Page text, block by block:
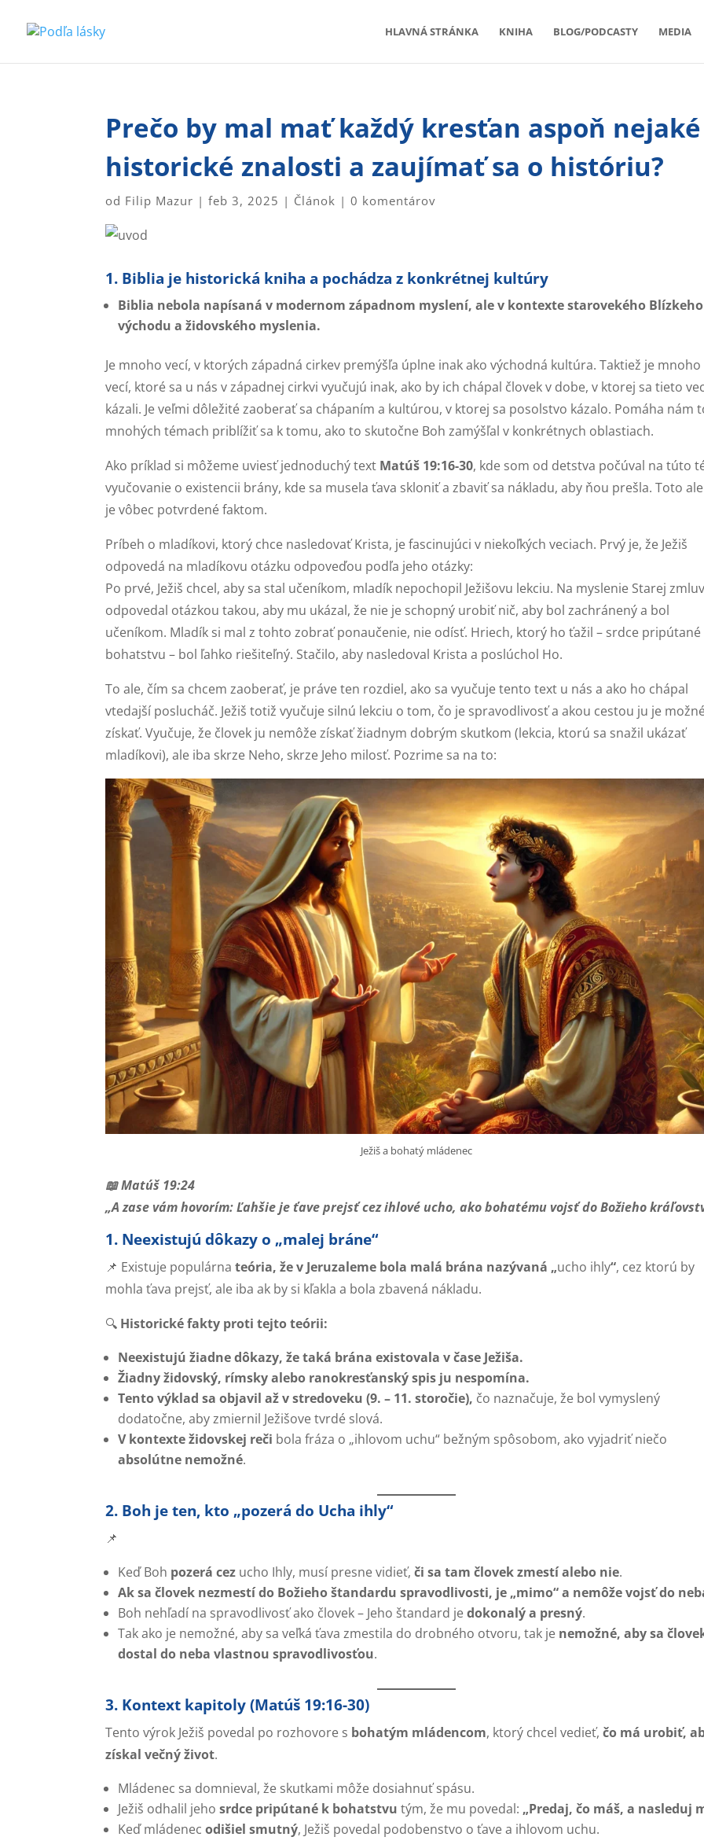
HLAVNÁ STRÁNKA KNIHA BLOG/PODCASTY MEDIA
Prečo by mal mať každý kresťan aspoň nejaké
historické znalosti a zaujímať sa o históriu?
od Filip Mazur |feb 3, 2025 | Článok |0 komentárov
1. Biblia je historická kniha a pochádza z konkrétnej kultúry
Biblia nebola napísaná v modernom západnom myslení, ale v kontexte starovekého Blízkeho
východu a židovského myslenia.
Je mnoho vecí, v ktorých západná cirkev premýšľa úplne inak ako východná kultúra. Taktiež je mnoho
vecí, ktoré sa u nás v západnej cirkvi vyučujú inak, ako by ich chápal človek v dobe, v ktorej sa tieto
kázali. Je veľmi dôležité zaoberať sa chápaním a kultúrou, v ktorej sa posolstvo kázalo. Pomáha nám
mnohých témach priblížiť sa k tomu, ako to skutočne Boh zamýšľal v konkrétnych oblastiach.
Ako príklad si môžeme uviesť jednoduchý text Matúš 19:16-30, kde som od detstva počúval na túto
vyučovanie o existencii brány, kde sa musela ťava skloniť a zbaviť sa nákladu, aby ňou prešla. Toto
je vôbec potvrdené faktom.
Príbeh o mladíkovi, ktorý chce nasledovať Krista, je fascinujúci v niekoľkých veciach. Prvý je, že Ježiš
odpovedá na mladíkovu otázku odpoveďou podľa jeho otázky:
Po prvé, Ježiš chcel, aby sa stal učeníkom, mladík nepochopil Ježišovu lekciu. Na myslenie Starej
odpovedal otázkou takou, aby mu ukázal, že nie je schopný urobiť nič, aby bol zachránený a bol
učeníkom. Mladík si mal z tohto zobrať ponaučenie, nie odísť. Hriech, ktorý ho ťažil – srdce pripútané
bohatstvu – bol ľahko riešiteľný. Stačilo, aby nasledoval Krista a poslúchol Ho.
To ale, čím sa chcem zaoberať, je práve ten rozdiel, ako sa vyučuje tento text u nás a ako ho chápal
vtedajší poslucháč. Ježiš totiž vyučuje silnú lekciu o tom, čo je spravodlivosť a akou cestou ju je
získať. Vyučuje, že človek ju nemôže získať žiadnym dobrým skutkom (lekcia, ktorú sa snažil ukázať
mladíkovi), ale iba skrze Neho, skrze Jeho milosť. Pozrime sa na to:
Ježiš a bohatý mládenec
📖 Matúš 19:24
„A zase vám hovorím: Ľahšie je ťave prejsť cez ihlové ucho, ako bohatému vojsť do Božieho
1. Neexistujú dôkazy o „malej bráne“
📌 Existuje populárnateória, že v Jeruzaleme bola malá brána nazývaná „ucho ihly“, cez ktorú by
mohla ťava prejsť, ale iba ak by si kľakla a bola zbavená nákladu.
🔍 Historické fakty proti tejto teórii:
Neexistujú žiadne dôkazy, že taká brána existovala v čase Ježiša.
Žiadny židovský, rímsky alebo ranokresťanský spis ju nespomína.
Tento výklad sa objavil až v stredoveku (9. – 11. storočie), čo naznačuje, že bol vymyslený
dodatočne, aby zmiernil Ježišove tvrdé slová.
V kontexte židovskej reči bola fráza o „ihlovom uchu“ bežným spôsobom, ako vyjadriť niečo
absolútne nemožné.
2. Boh je ten, kto „pozerá do Ucha ihly“
📌
Keď Boh pozerá cez ucho Ihly, musí presne vidieť,či sa tam človek zmestí alebo nie.
Ak sa človek nezmestí do Božieho štandardu spravodlivosti, je „mimo“ a nemôže vojsť do
Boh nehľadí na spravodlivosť ako človek – Jeho štandard jedokonalý a presný.
Tak ako je nemožné, aby sa veľká ťava zmestila do drobného otvoru, tak je nemožné, aby sa
dostal do neba vlastnou spravodlivosťou.
3. Kontext kapitoly (Matúš 19:16-30)
Tento výrok Ježiš povedal po rozhovore s bohatým mládencom, ktorý chcel vedieť,čo má urobiť,
získal večný život.
Mládenec sa domnieval, že skutkami môže dosiahnuť spásu.
Ježiš odhalil jehosrdce pripútané k bohatstvu tým, že mu povedal: „Predaj, čo máš, a nasleduj
Keď mládenecodišiel smutný, Ježiš povedal podobenstvo o ťave a ihlovom uchu.